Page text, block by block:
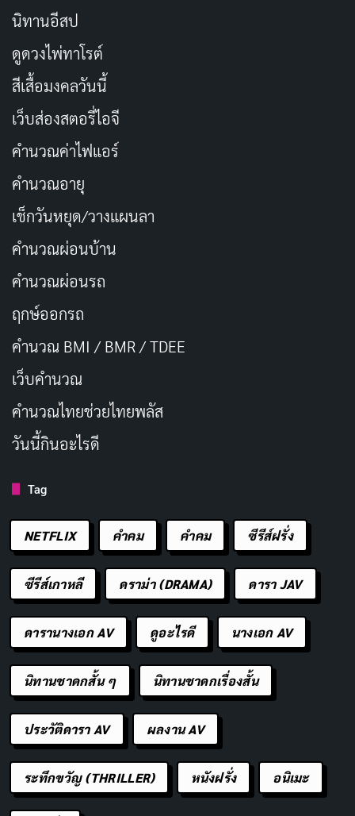
2024-11-05
EPISODES
Gangnam B-Side
IMDB RATING
นักสืบนอกคอกที่เคยถูกกีดกันจากแผนก แต่แล้วกลับ
เพื่อนของลูกสาวได้หายตัวไปอย่างปริศนา พร้อม ๆ
กับที่มีรายงานการหายตัวของหญิงสาวมากมายในพื้น
ความจริงและไขคดีดังกล่าวในโลกแห่งความชั่วร้ายที่
ห้อมล้อมไปด้วยยาเสพติด และคอรัปชั่นอีกครั้ง เพื่อ
เปิดโปงความจริงแสนอันตรายที่อาจส่งผลกระทบต่อ
กลุ่มคนที่ร่ำรวยที่สุดในเมืองก็เป็นได้
Disney+
นักแสดงนำ
조우진
Kang Dong-woo
จีชางอุค
Yoon Gil-ho
하윤경
Min Seo-jin
정재광 음문석 오예주 현봉식
Kim Jang-ho
นิทานอีสป
ดูดวงไพ่ทาโรต์
สีเสื้อมงคลวันนี้
เว็บส่องสตอรี่ไอจี
คำนวณค่าไฟแอร์
คำนวณอายุ
เช็กวันหยุด/วางแผนลา
คำนวณผ่อนบ้าน
คำนวณผ่อนรถ
ฤกษ์ออกรถ
คำนวณ BMI / BMR / TDEE
เว็บคํานวณ
คํานวณไทยช่วยไทยพลัส
วันนี้กินอะไรดี
Tag
NETFLIX คำคม คําคม ซีรีส์ฝรั่ง
ซีรีส์เกาหลี ดราม่า (DRAMA) ดารา JAV
ดารานางเอก AV ดูอะไรดี นางเอก AV
นิทานชาดกสั้น ๆ นิทานชาดกเรื่องสั้น
ประวัติดารา AV ผลงาน AV
ระทึกขวัญ (THRILLER) หนังฝรั่ง อนิเมะ